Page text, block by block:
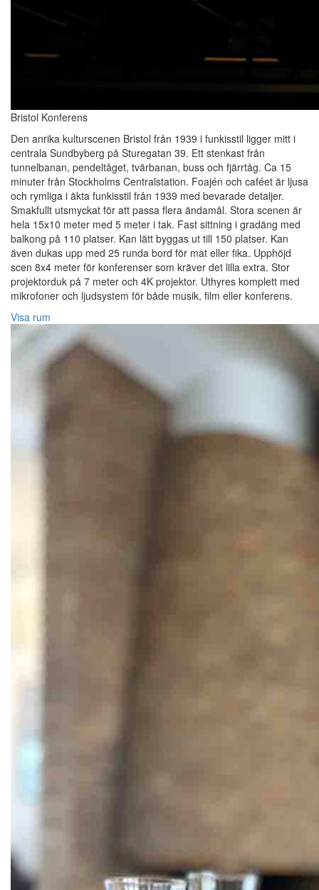
Bristol Konferens
Den anrika kulturscenen Bristol från 1939 i funkisstil ligger mitt i
centrala Sundbyberg på Sturegatan 39. Ett stenkast från
tunnelbanan, pendeltåget, tvärbanan, buss och fjärrtåg. Ca 15
minuter från Stockholms Centralstation. Foajén och caféet är ljusa
och rymliga i äkta funkisstil från 1939 med bevarade detaljer.
Smakfullt utsmyckat för att passa flera ändamål. Stora scenen är
hela 15x10 meter med 5 meter i tak. Fast sittning i gradäng med
balkong på 110 platser. Kan lätt byggas ut till 150 platser. Kan
även dukas upp med 25 runda bord för mat eller fika. Upphöjd
scen 8x4 meter för konferenser som kräver det lilla extra. Stor
projektorduk på 7 meter och 4K projektor. Uthyres komplett med
mikrofoner och ljudsystem för både musik, film eller konferens.
Visa rum